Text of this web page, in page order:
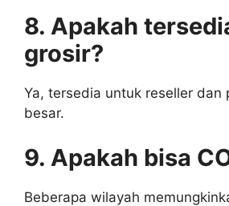
8. Apakah
grosir?
Ya, tersedia untuk reseller dan
besar.
9. Apakah bisa
Beberapa wilayah